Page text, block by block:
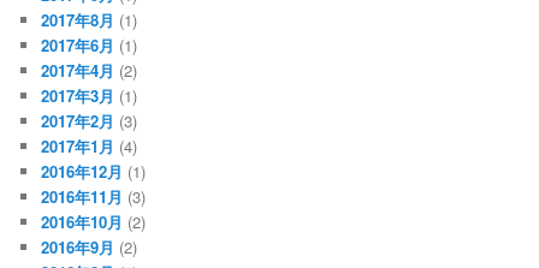
2017年8月 (1)
2017年6月 (1)
2017年4月 (2)
2017年3月 (1)
2017年2月 (3)
2017年1月 (4)
2016年12月 (1)
2016年11月 (3)
2016年10月 (2)
2016年9月 (2)